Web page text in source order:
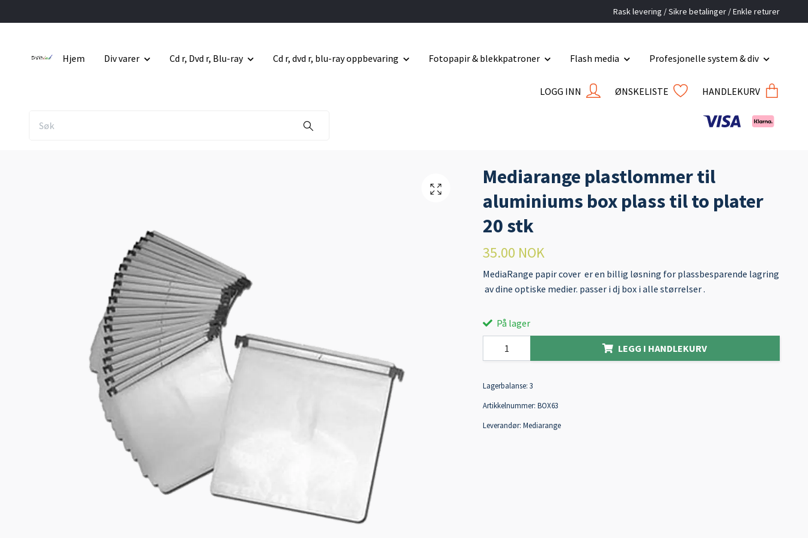
Rask levering / Sikre betalinger / Enkle returer
Hjem Div varer Cd r, Dvd r, Blu-ray Cd r, dvd r, blu-ray oppbevaring Fotopapir & blekkpatroner Flash media Profesjonelle system & div
LOGG INN ØNSKELISTE HANDLEKURV
Mediarange plastlommer til
aluminiums box plass til to plater
20 stk
35.00 NOK
MediaRange papir cover er en billig løsning for plassbesparende lagring
av dine optiske medier. passer i dj box i alle størrelser .
På lager
LEGG I HANDLEKURV
Lagerbalanse: 3
Artikkelnummer: BOX63
Leverandør: Mediarange